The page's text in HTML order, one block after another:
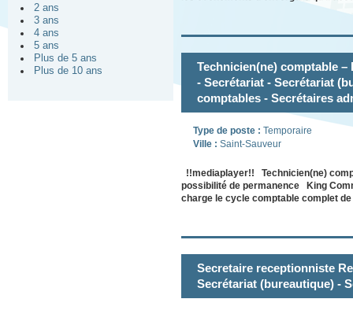
2 ans
3 ans
4 ans
5 ans
Plus de 5 ans
Plus de 10 ans
Technicien(ne) comptable –
- Secrétariat - Secrétariat
comptables - Secrétaires
Type de poste : Temporaire
Ville : Saint-Sauveur
!!mediaplayer!! Technicien(ne)
possibilité de permanence King
charge le cycle comptable complet de
Secretaire receptionniste
Secrétariat (bureautique) -